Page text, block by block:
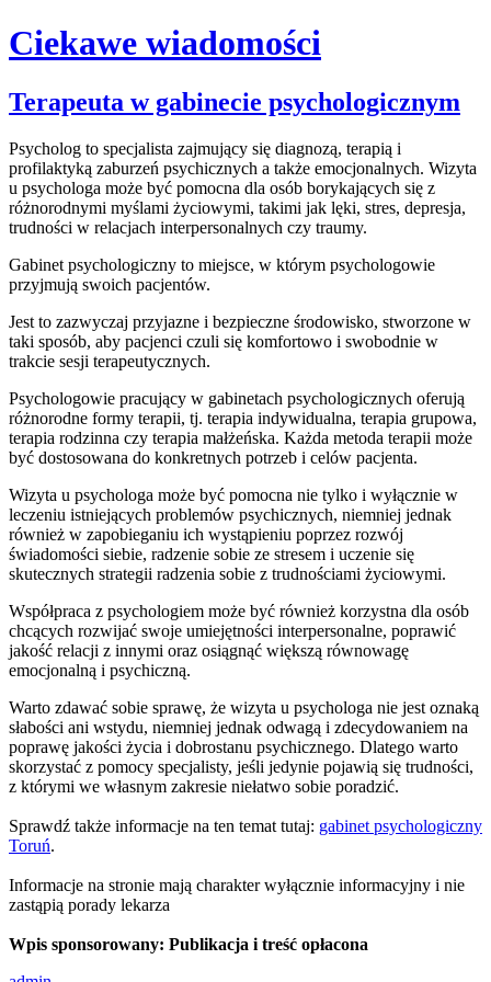
Ciekawe wiadomości
Skip
to
Terapeuta w gabinecie psychologicznym
Psycholog to specjalista zajmujący się diagnozą, terapią i
profilaktyką zaburzeń psychicznych a także emocjonalnych. Wizyta
u psychologa może być pomocna dla osób borykających się z
różnorodnymi myślami życiowymi, takimi jak lęki, stres, depresja,
trudności w relacjach interpersonalnych czy traumy.
Gabinet psychologiczny to miejsce, w którym psychologowie
przyjmują swoich pacjentów.
Jest to zazwyczaj przyjazne i bezpieczne środowisko, stworzone w
taki sposób, aby pacjenci czuli się komfortowo i swobodnie w
trakcie sesji terapeutycznych.
Psychologowie pracujący w gabinetach psychologicznych oferują
różnorodne formy terapii, tj. terapia indywidualna, terapia grupowa,
terapia rodzinna czy terapia małżeńska. Każda metoda terapii może
być dostosowana do konkretnych potrzeb i celów pacjenta.
Wizyta u psychologa może być pomocna nie tylko i wyłącznie w
leczeniu istniejących problemów psychicznych, niemniej jednak
również w zapobieganiu ich wystąpieniu poprzez rozwój
świadomości siebie, radzenie sobie ze stresem i uczenie się
skutecznych strategii radzenia sobie z trudnościami życiowymi.
Współpraca z psychologiem może być również korzystna dla osób
chcących rozwijać swoje umiejętności interpersonalne, poprawić
jakość relacji z innymi oraz osiągnąć większą równowagę
emocjonalną i psychiczną.
Warto zdawać sobie sprawę, że wizyta u psychologa nie jest oznaką
słabości ani wstydu, niemniej jednak odwagą i zdecydowaniem na
poprawę jakości życia i dobrostanu psychicznego. Dlatego warto
skorzystać z pomocy specjalisty, jeśli jedynie pojawią się trudności,
z którymi we własnym zakresie niełatwo sobie poradzić.
Sprawdź także informacje na ten temat tutaj: gabinet psychologiczny
Toruń.
Informacje na stronie mają charakter wyłącznie informacyjny i nie
zastąpią porady lekarza
Wpis sponsorowany: Publikacja i treść opłacona